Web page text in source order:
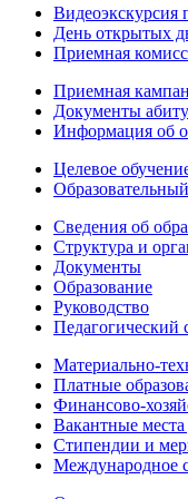
День открытых
Приемная
Приемная
Дoкументы
Информация об
Целевое
Сведения об
Структура и
Документы
Образование
Руководство
Педагогический
Материально-
Платные
Финансово-
Вакантные
Стипендии и
Международное